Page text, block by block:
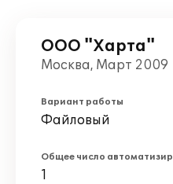
ООО "Харта"
Москва, Март 2009
Вариант работы
Файловый
Общее число
1